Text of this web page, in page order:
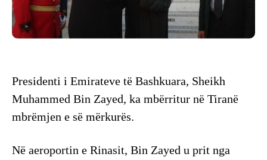
Presidenti i Emirateve të Bashkuara, Sheikh
Muhammed Bin Zayed, ka mbërritur në Tiranë
mbrëmjen e së mërkurës.
Në aeroportin e Rinasit, Bin Zayed u prit nga